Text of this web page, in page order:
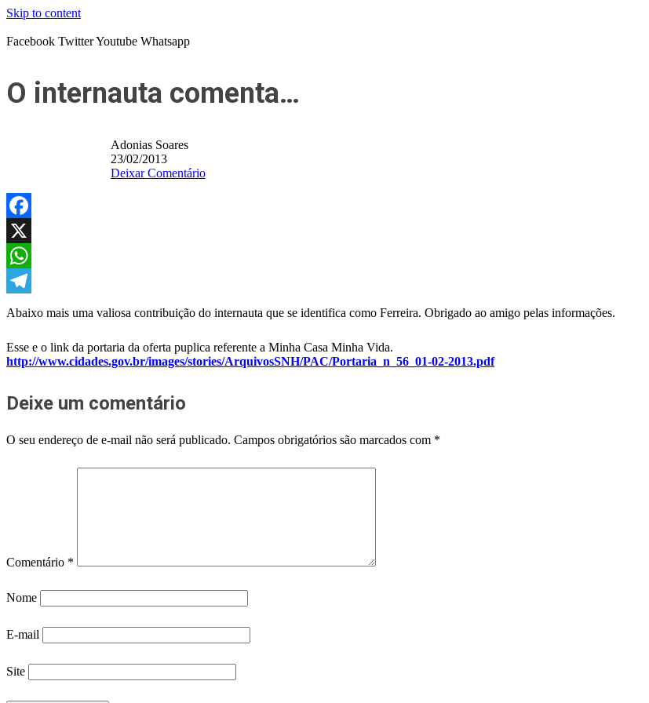
Skip to content
Facebook TwitterYoutube Whatsapp
O internauta comenta…
Adonias Soares
23/02/2013
Deixar Comentário
Facebook
X
WhatsApp
Telegram
Abaixo mais uma valiosa contribuição do internauta que se identifica como Ferreira. Obrigado ao amigo pelas informações.
Esse e o link da portaria da oferta puplica referente a Minha Casa Minha Vida.
http://www.cidades.gov.br/images/stories/ArquivosSNH/PAC/Portaria_n_56_01-02-2013.pdf
Deixe um comentário
O seu endereço de e-mail não será publicado. Campos obrigatórios são marcados com *
Comentário *
Nome
E-mail
Site